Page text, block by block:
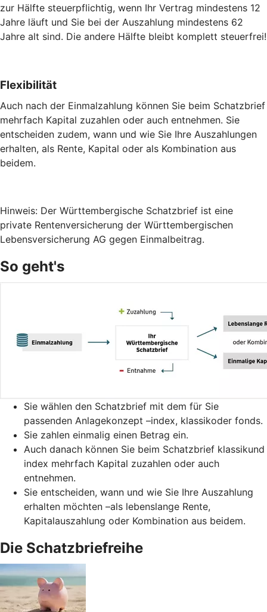
zur Hälfte steuerpflichtig, wenn Ihr Vertrag mindestens 12
Jahre läuft und Sie bei der Auszahlung mindestens 62
Jahre alt sind. Die andere Hälfte bleibt komplett steuerfrei!
Flexibilität
Auch nach der Einmalzahlung können Sie beim Schatzbrief
mehrfach Kapital zuzahlen oder auch entnehmen. Sie
entscheiden zudem, wann und wie Sie Ihre Auszahlungen
erhalten, als Rente, Kapital oder als Kombination aus
beidem.
Hinweis: Der Württembergische Schatzbrief ist eine
private Rentenversicherung der Württembergischen
Lebensversicherung AG gegen Einmalbeitrag.
So geht's
Sie wählen den Schatzbrief mit dem für Sie
passenden Anlagekonzept –index, klassikoder fonds.
Sie zahlen einmalig einen Betrag ein.
Auch danach können Sie beim Schatzbrief klassikund
index mehrfach Kapital zuzahlen oder auch
entnehmen.
Sie entscheiden, wann und wie Sie Ihre Auszahlung
erhalten möchten –als lebenslange Rente,
Kapitalauszahlung oder Kombination aus beidem.
Die Schatzbriefreihe